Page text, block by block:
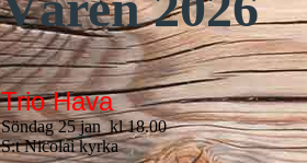
Trio Hava
Söndag 25 jan kl 18.00
S:t Nicolai kyrka